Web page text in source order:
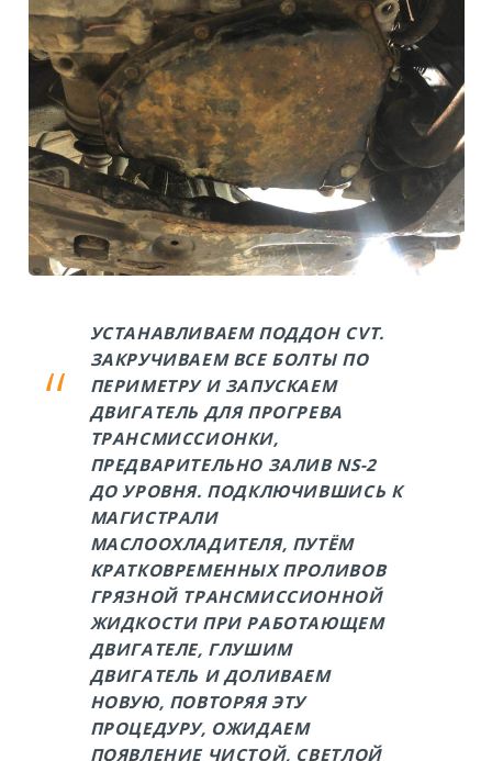
УСТАНАВЛИВАЕМ ПОДДОН CVT.
ЗАКРУЧИВАЕМ ВСЕ БОЛТЫ ПО
ПЕРИМЕТРУ И ЗАПУСКАЕМ
ДВИГАТЕЛЬ ДЛЯ ПРОГРЕВА
ТРАНСМИССИОНКИ,
ПРЕДВАРИТЕЛЬНО ЗАЛИВ NS-2
ДО УРОВНЯ. ПОДКЛЮЧИВШИСЬ К
МАГИСТРАЛИ
МАСЛООХЛАДИТЕЛЯ, ПУТЁМ
КРАТКОВРЕМЕННЫХ ПРОЛИВОВ
ГРЯЗНОЙ ТРАНСМИССИОННОЙ
ЖИДКОСТИ ПРИ РАБОТАЮЩЕМ
ДВИГАТЕЛЕ, ГЛУШИМ
ДВИГАТЕЛЬ И ДОЛИВАЕМ
НОВУЮ, ПОВТОРЯЯ ЭТУ
ПРОЦЕДУРУ, ОЖИДАЕМ
ПОЯВЛЕНИЕ ЧИСТОЙ, СВЕТЛОЙ